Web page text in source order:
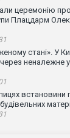
церемонію
Плацдарм
стані». У
неналежне
встановини